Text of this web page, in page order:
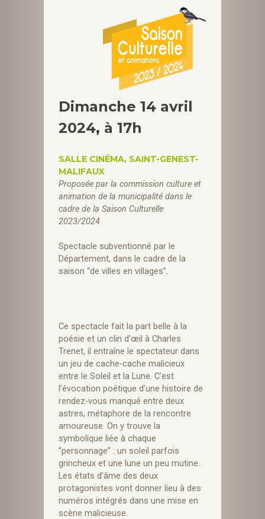
Dimanche 14 avril
2024, à 17h
SALLE CINÉMA, SAINT-GENEST-
MALIFAUX
Proposée par la commission culture et
animation de la municipalité dans le
cadre de la Saison Culturelle
2023/2024
Spectacle subventionné par le
Département, dans le cadre de la
saison “de villes en villages”.
Ce spectacle fait la part belle à la
poésie et un clin d’œil à Charles
Trenet, il entraîne le spectateur dans
un jeu de cache-cache malicieux
entre le Soleil et la Lune. C’est
l’évocation poétique d’une histoire de
rendez-vous manqué entre deux
astres, métaphore de la rencontre
amoureuse. On y trouve la
symbolique liée à chaque
“personnage” : un soleil parfois
grincheux et une lune un peu mutine.
Les états d’âme des deux
protagonistes vont donner lieu à des
numéros intégrés dans une mise en
scène malicieuse.